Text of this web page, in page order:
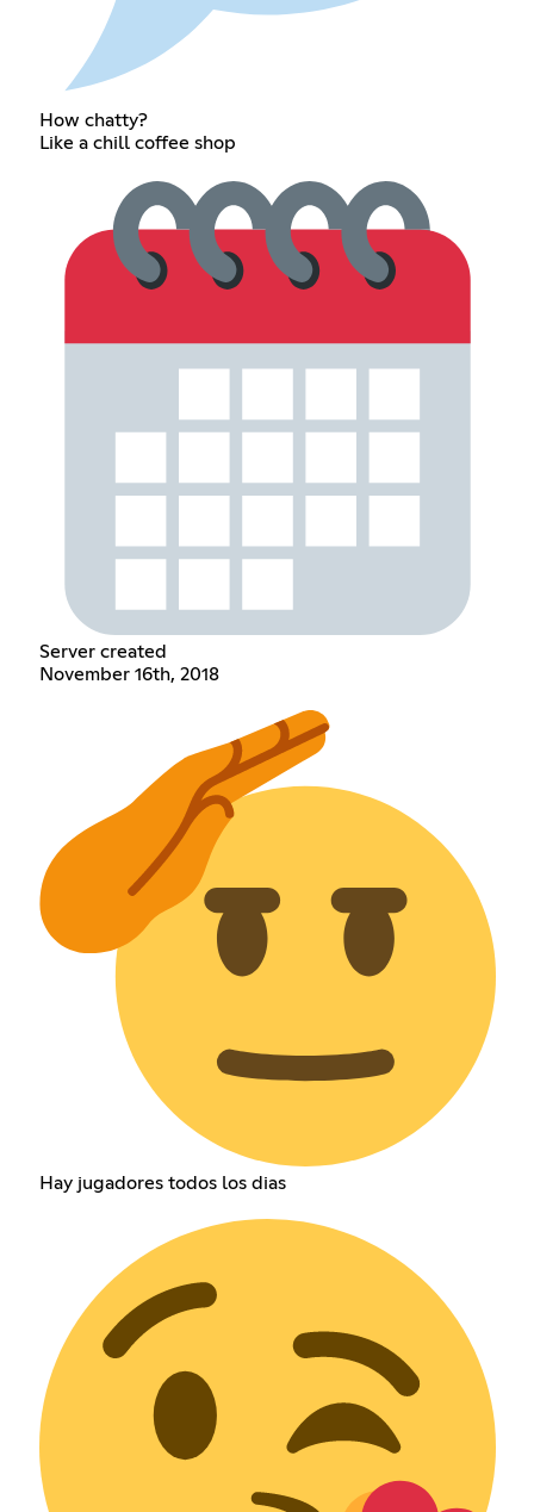
How chatty?
Like a chill coffee shop
Server created
November 16th, 2018
Hay jugadores todos los dias